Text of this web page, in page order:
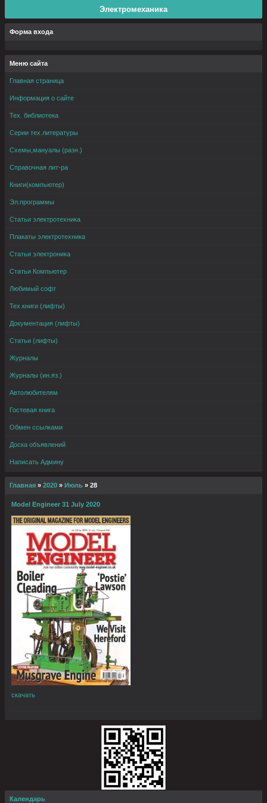
Электромеханика
Форма входа
Меню сайта
Главная страница
Информация о сайте
Тех. библиотека
Серии тех.литературы
Схемы,мануалы (разн.)
Справочная лит-ра
Книги(компьютер)
Эл.программы
Статьи электротехника
Плакаты электротехника
Статьи электроника
Статьи Компьютер
Любимый софт
Тех.книги (лифты)
Документация (лифты)
Статьи (лифты)
Журналы
Журналы (ин.яз.)
Автолюбителям
Гостевая книга
Обмен ссылками
Доска объявлений
Написать Админу
Главная » 2020 » Июль » 28
Model Engineer 31 July 2020
скачать
Календарь